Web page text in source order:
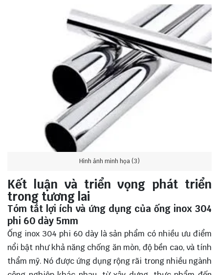
Hình ảnh minh họa (3)
Kết luận và triển vọng phát triển
trong tương lai
Tóm tắt lợi ích và ứng dụng của ống inox 304
phi 60 dày 5mm
Ống inox 304 phi 60 dày là sản phẩm có nhiều ưu điểm
nổi bật như khả năng chống ăn mòn, độ bền cao, và tính
thẩm mỹ. Nó được ứng dụng rộng rãi trong nhiều ngành